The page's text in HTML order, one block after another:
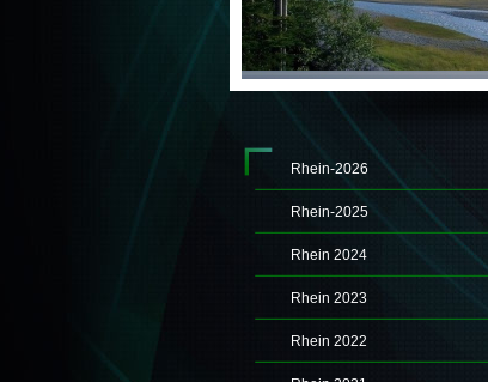
Rhein-2026
Rhein-2025
Rhein 2024
Rhein 2023
Rhein 2022